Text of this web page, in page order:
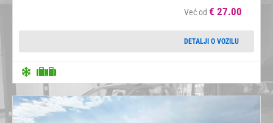
Već od € 27.00
DETALJI O VOZILU